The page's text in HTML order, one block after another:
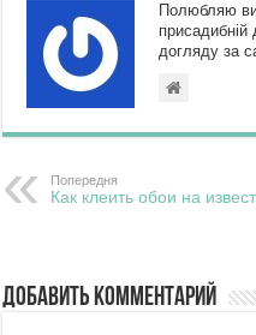
Полюбляю
догляду за
Попередня
Как клеить обои на
Добавить комментарий